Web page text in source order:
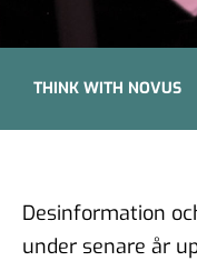
THINK WITH NOVUS
Desinformation
under senare år